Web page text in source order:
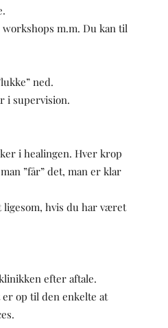
m.m. Du kan til
ned.
i supervision.
i healingen. Hver krop
”får” det, man er klar
ligesom, hvis du har været
efter aftale.
op til den enkelte at